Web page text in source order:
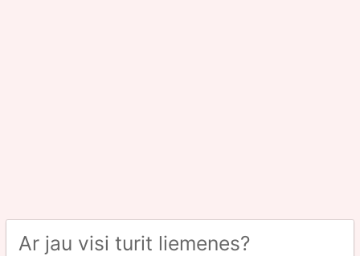
Ar jau visi turit liemenes?